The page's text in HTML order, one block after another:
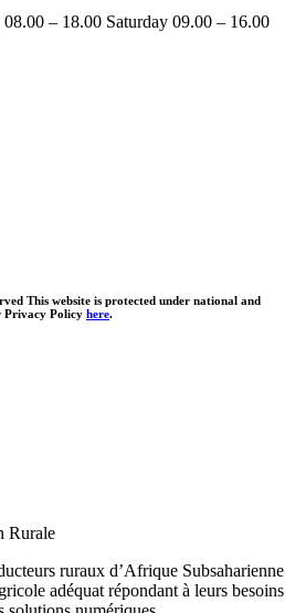
– 18.00 Saturday 09.00 – 16.00
This website is protected under national and
Privacy Policy here.
Rurale
ruraux d’Afrique Subsaharienne
adéquat répondant à leurs besoins